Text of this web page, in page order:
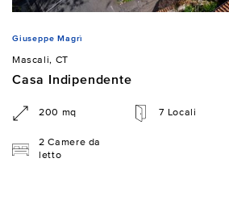
Giuseppe Magrì
Mascali, CT
Casa Indipendente
200 mq 7 Locali
2 Camere da
letto